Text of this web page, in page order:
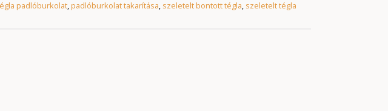
padlóburkolat,padlóburkolat takarítása, szeletelt bontott tégla, szeletelt tégla